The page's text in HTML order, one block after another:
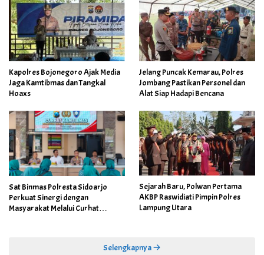
Kapolres Bojonegoro Ajak Media
Jaga Kamtibmas dan Tangkal
Hoaxs
Jelang Puncak Kemarau, Polres
Jombang Pastikan Personel dan
Alat Siap Hadapi Bencana
Sat Binmas Polresta Sidoarjo
Perkuat Sinergi dengan
Masyarakat Melalui Curhat
Sejarah Baru, Polwan Pertama
AKBP Raswidiati Pimpin Polres
Lampung Utara
Selengkapnya